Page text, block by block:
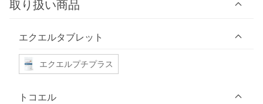
取り扱い商品
エクエルタブレット
エクエルプチプラス
トコエル